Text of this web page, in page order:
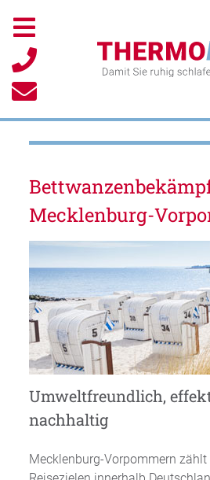
Mecklenburg-
Umweltfreundlich,
nachhaltig
Mecklenburg-Vorpommern